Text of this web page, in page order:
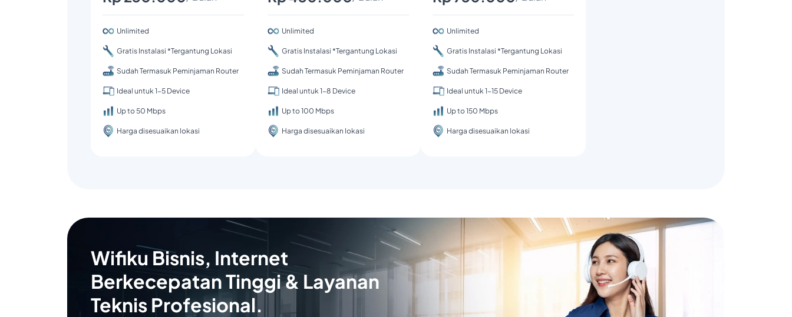
Unlimited
Gratis Instalasi *Tergantung Lokasi
Sudah Termasuk Peminjaman Router
Ideal untuk 1-5 Device
Up to 50 Mbps
Harga disesuaikan lokasi
Unlimited
Gratis Instalasi *Tergantung Lokasi
Sudah Termasuk Peminjaman Router
Ideal untuk 1-8 Device
Up to 100 Mbps
Harga disesuaikan lokasi
Unlimited
Gratis Instalasi *Tergantung Lokasi
Sudah Termasuk Peminjaman Router
Ideal untuk 1-15 Device
Up to 150 Mbps
Harga disesuaikan lokasi
Wifiku Bisnis, Internet
Berkecepatan Tinggi & Layanan
Teknis Profesional.